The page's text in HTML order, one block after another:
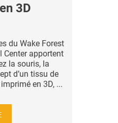
3D
du Wake Forest
Center apportent
la souris, la
d’un tissu de
en 3D, ...